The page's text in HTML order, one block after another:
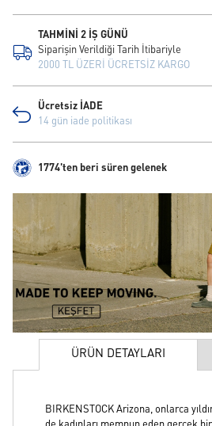
TAHMİNİ 2 İŞ GÜNÜ
Siparişin Verildiği Tarih İtibariyle
2000 TL ÜZERİ ÜCRETSİZ KARGO
Ücretsiz İADE
14 gün iade politikası
1774'ten beri süren gelenek
ÜRÜN DETAYLARI
BIRKENSTOCK Arizona, onlarca